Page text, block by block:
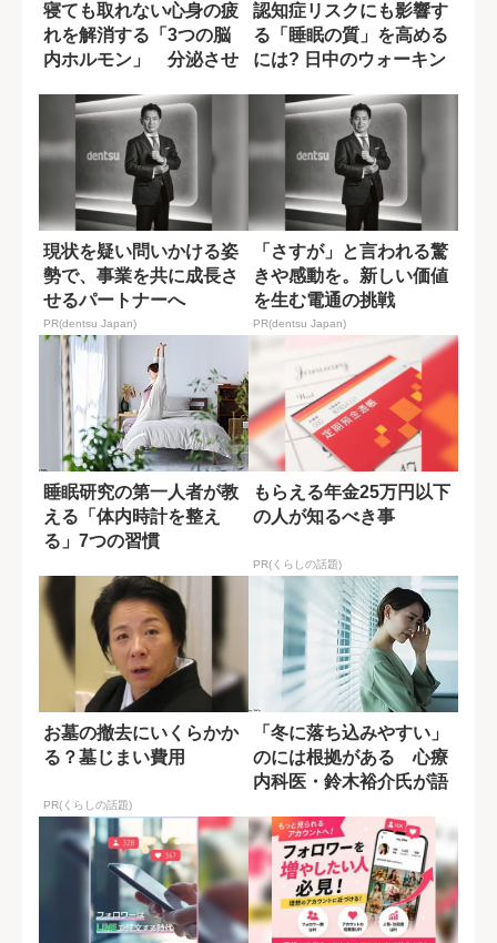
寝ても取れない心身の疲
れを解消する「3つの脳
内ホルモン」 分泌させ
認知症リスクにも影響す
る「睡眠の質」を高める
には? 日中のウォーキン
現状を疑い問いかける姿
勢で、事業を共に成長さ
せるパートナーへ
PR(dentsu Japan)
「さすが」と言われる驚
きや感動を。新しい価値
を生む電通の挑戦
PR(dentsu Japan)
睡眠研究の第一人者が教
える「体内時計を整え
る」7つの習慣
もらえる年金25万円以下
の人が知るべき事
PR(くらしの話題)
お墓の撤去にいくらかか
る？墓じまい費用
PR(くらしの話題)
「冬に落ち込みやすい」
のには根拠がある 心療
内科医・鈴木裕介氏が語